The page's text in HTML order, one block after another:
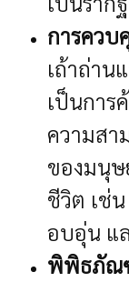
การควบ
เถ้าถ่าน
เป็นกา
ความสา
ของมนุษ
ชีวิต เช่
อบอุ่น แ
พิพิธภัณ